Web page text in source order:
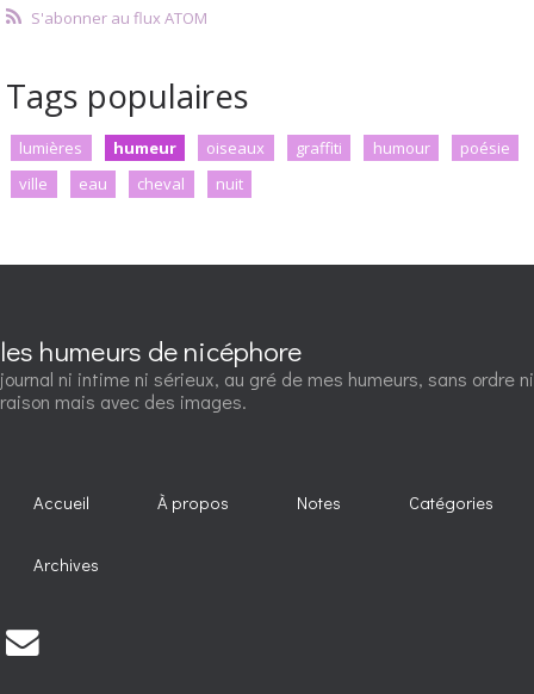
S'abonner au flux ATOM
Tags populaires
lumières humeur oiseaux graffiti humour
poésie
ville
eau cheval nuit
les humeurs de nicéphore
journal ni intime ni sérieux, au gré de mes humeurs, sans ordre ni
raison mais avec des images.
Accueil À propos Notes Catégories
Archives